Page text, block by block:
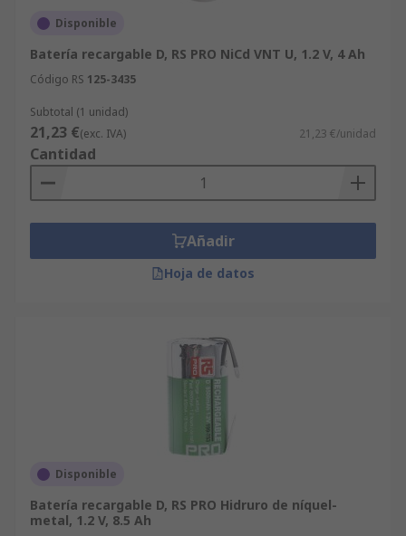
Disponible
Batería recargable D, RS PRO NiCd VNT U, 1.2 V, 4 Ah
Código RS 125-3435
Subtotal (1 unidad)
21,23 €(exc. IVA) 21,23 €/unidad
Cantidad
Añadir
Hoja de datos
Disponible
Batería recargable D, RS PRO Hidruro de níquel-
metal, 1.2 V, 8.5 Ah